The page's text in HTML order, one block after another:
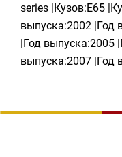
series |Кузов:E65
выпуска:2002 |Год
|Год выпуска:2005
выпуска:2007 |Год